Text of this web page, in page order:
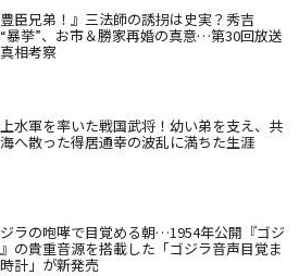
豊臣兄弟！』三法師の誘拐は史実？秀吉
暴挙”、お市＆勝家再婚の真意…第30回放送
相考察
水軍を率いた戦国武将！幼い弟を支え、共
へ散った得居通幸の波乱に満ちた生涯
ラの咆哮で目覚める朝…1954年公開『ゴジ
の貴重音源を搭載した「ゴジラ音声目覚ま
計」が新発売